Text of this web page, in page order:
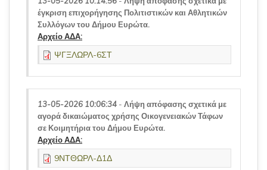
έγκριση επιχορήγησης Πολιτιστικών και Αθλητικών
Συλλόγων του Δήμου Ευρώτα.
Αρχείο ΑΔΑ:
ΨΓΞΛΩΡΛ-6ΣΤ
13-05-2026 10:06:34 - Λήψη απόφασης σχετικά με
αγορά δικαιώματος χρήσης Οικογενειακών Τάφων
σε Κοιμητήρια του Δήμου Ευρώτα.
Αρχείο ΑΔΑ:
9ΝΤΘΩΡΛ-Δ1Δ